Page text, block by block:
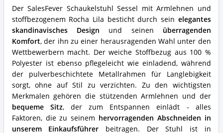
Der SalesFever Schaukelstuhl Sessel mit Armlehnen und
stoffbezogenem Rocha Lila besticht durch sein elegantes
skandinavisches Design und seinen überragenden
Komfort, der ihn zu einer herausragenden Wahl unter den
Wettbewerbern macht. Der weiche Stoffbezug aus 100 %
Polyester ist ebenso pflegeleicht wie einladend, während
der pulverbeschichtete Metallrahmen für Langlebigkeit
sorgt, ohne auf Stil zu verzichten. Zu den wichtigsten
Merkmalen gehören die stützenden Armlehnen und der
bequeme Sitz, der zum Entspannen einlädt - alles
Faktoren, die zu seinem hervorragenden Abschneiden in
unserem Einkaufsführer beitragen. Der Stuhl ist in
bezogen
Rocha
Lila
Vorteile:
Was
spricht
für
diesen
Schaukelstuhl?